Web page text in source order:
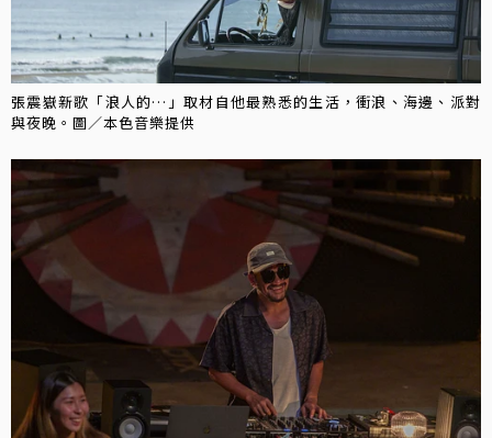
張震嶽新歌「浪人的…」取材自他最熟悉的生活，衝浪、海邊、派對
與夜晚。圖／本色音樂提供